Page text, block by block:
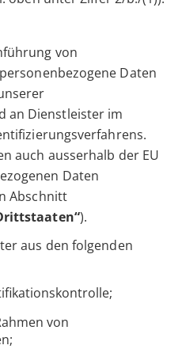
von
Daten
an Dienstleister im
auch ausserhalb der EU
Daten
Abschnitt
).
aus den folgenden
von